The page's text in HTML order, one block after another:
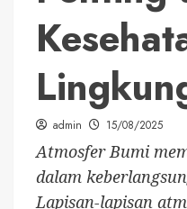
admin 15/08/2025
Atmosfer Bumi
dalam
Lapisan-lapisan